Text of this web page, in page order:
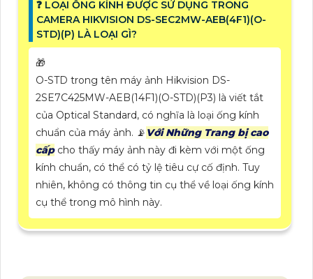
❓ LOẠI ỐNG KÍNH ĐƯỢC SỬ DỤNG TRONG
CAMERA HIKVISION DS-SEC2MW-AEB(4F1)(O-
STD)(P) LÀ LOẠI GÌ?
🎁
O-STD trong tên máy ảnh Hikvision DS-
2SE7C425MW-AEB(14F1)(O-STD)(P3) là viết tắt
của Optical Standard, có nghĩa là loại ống kính
chuẩn của máy ảnh. 📡 Với Những Trang bị cao
cấpcho thấy máy ảnh này đi kèm với một ống
kính chuẩn, có thể có tỷ lệ tiêu cự cố định. Tuy
nhiên, không có thông tin cụ thể về loại ống kính
cụ thể trong mô hình này.